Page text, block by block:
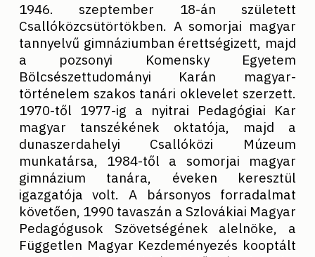
1946. szeptember 18-án született
Csallóközcsütörtökben. A somorjai magyar
tannyelvű gimnáziumban érettségizett, majd
a pozsonyi Komensky Egyetem
Bölcsészettudományi Karán magyar-
történelem szakos tanári oklevelet szerzett.
1970-től 1977-ig a nyitrai Pedagógiai Kar
magyar tanszékének oktatója, majd a
dunaszerdahelyi Csallóközi Múzeum
munkatársa, 1984-től a somorjai magyar
gimnázium tanára, éveken keresztül
igazgatója volt. A bársonyos forradalmat
követően, 1990 tavaszán a Szlovákiai Magyar
Pedagógusok Szövetségének alelnöke, a
Független Magyar Kezdeményezés kooptált